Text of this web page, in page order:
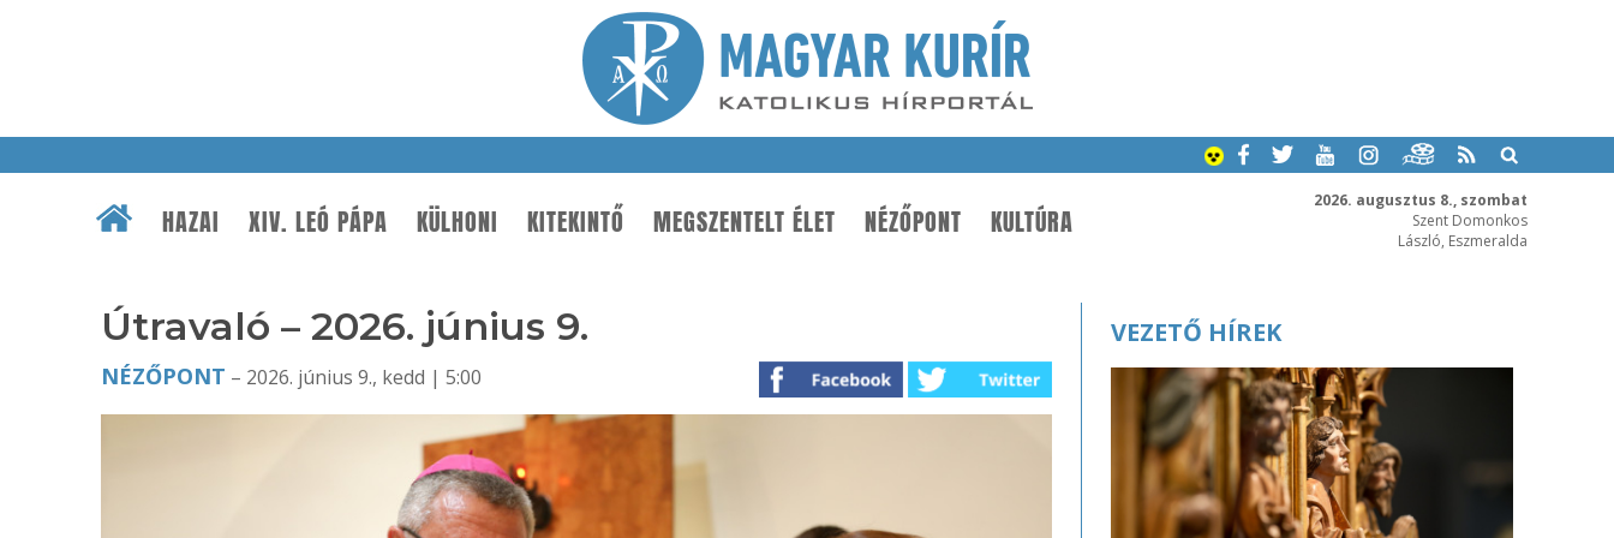
2026. augusztus 8., szombat
Szent Domonkos
László, Eszmeralda
HAZAI XIV. LEÓ PÁPA KÜLHONI KITEKINTŐ MEGSZENTELT ÉLET NÉZŐPONT KULTÚRA
Útravaló – 2026. június 9.
NÉZŐPONT – 2026. június 9., kedd | 5:00
VEZETŐ HÍREK